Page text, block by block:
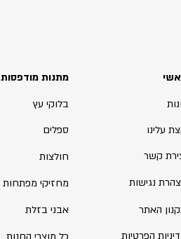
מתנות מודפסות
בלוקי עץ
ספלים
חולצות
מחזיקי מפתחות
אבני בזלת
עלינו
קשר
נגישות
האתר
הפרטיות